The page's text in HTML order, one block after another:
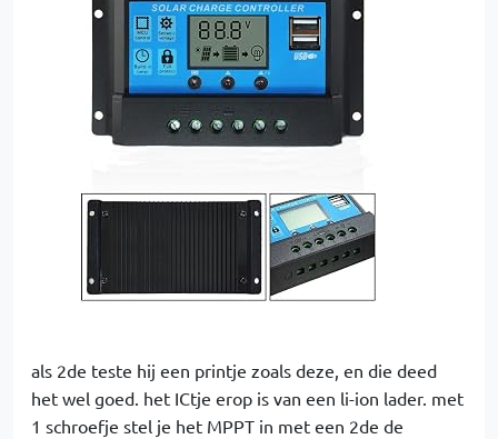
als 2de teste hij een printje zoals deze, en die deed
het wel goed. het ICtje erop is van een li-ion lader. met
1 schroefje stel je het MPPT in met een 2de de